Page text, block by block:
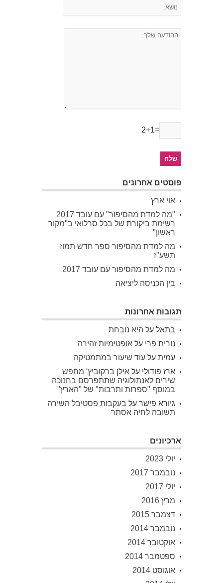
2+1=
פוסטים אחרונים
אוי ארץ
"מה למדת מהסיפור" עם עובד 2017
רשימת ביקורת של בכל סרלואי ב"מקור
ראשון"
מה למדת מהסיפור ספר חדש תמוז
תשע"ז
מה למדת מהסיפור עם עובד 2017
בין הכניסה ליציאה
תגובות אחרונות
בתאל על היא נובחת
נורית פרי על אופטימיות זהירה
עמית על עוד שיעור במתמטיקה
ארז פודולי על אילן ברקוביץ' מחפש
שירים לאנתולוגיה שתתפרסם בחנוכה
במוסף "ספרות ותרבות" של "הארץ"
גיורא פישר על בעקבות פסטיבל השירה
תשובה לחיה אסתר
ארכיונים
יולי 2023
נובמבר 2017
יולי 2017
מרץ 2016
דצמבר 2015
נובמבר 2014
אוקטובר 2014
ספטמבר 2014
אוגוסט 2014